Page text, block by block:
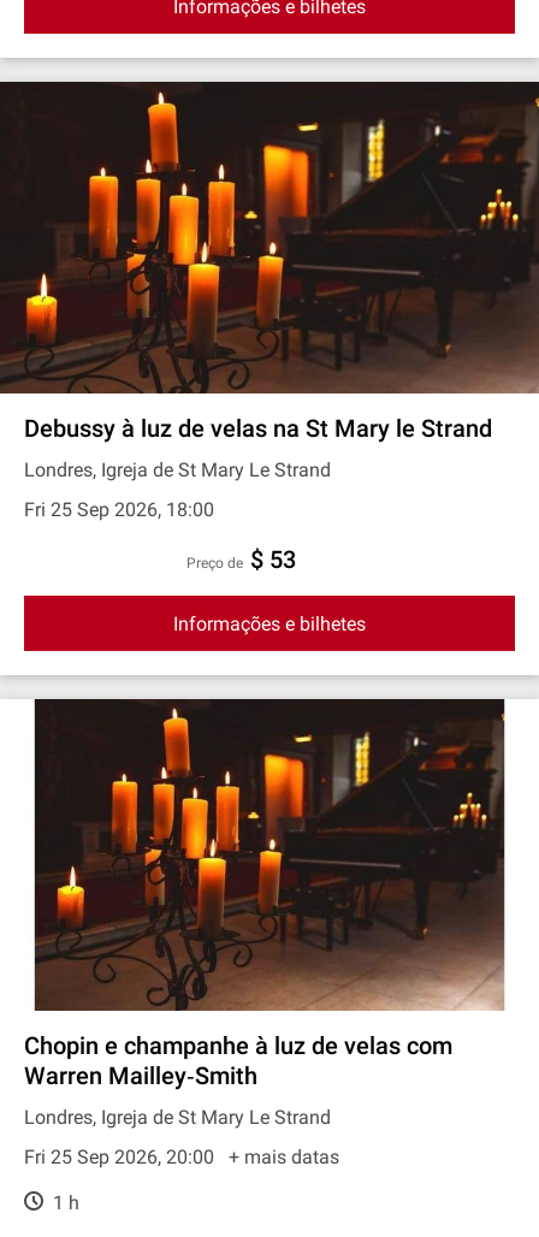
Informações e bilhetes
Debussy à luz de velas na St Mary le Strand
Londres, Igreja de St Mary Le Strand
Fri 25 Sep 2026, 18:00
preço de $ 53
Informações e bilhetes
Chopin e champanhe à luz de velas com
Warren Mailley‐Smith
Londres, Igreja de St Mary Le Strand
Fri 25 Sep 2026, 20:00
+ mais datas
1 h